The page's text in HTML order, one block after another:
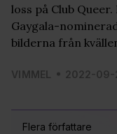
Flera författare
loss på Club
Gaygala-
bilderna från
VIMMEL 2022-09-